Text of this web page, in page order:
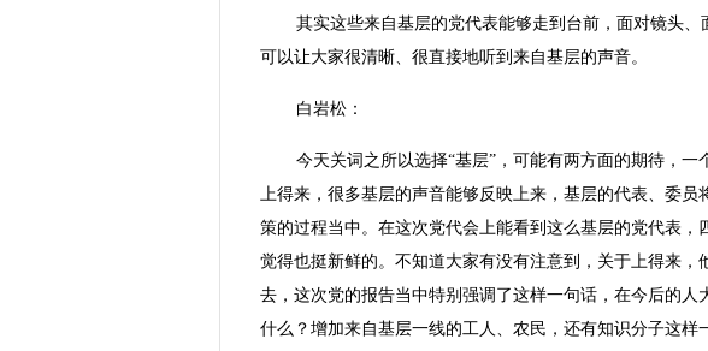
其实这些来自基层的党代表能够走到台前，面对镜头
可以让大家很清晰、很直接地听到来自基层的声音。
白岩松：
今天关词之所以选择“基层”，可能有两方面的期待，
上得来，很多基层的声音能够反映上来，基层的代表、委
策的过程当中。在这次党代会上能看到这么基层的党代表
觉得也挺新鲜的。不知道大家有没有注意到，关于上得来
去，这次党的报告当中特别强调了这样一句话，在今后的人
什么？增加来自基层一线的工人、农民，还有知识分子这